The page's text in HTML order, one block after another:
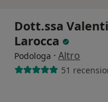
Dott.ssa
Larocca
Podologa · Altro
51